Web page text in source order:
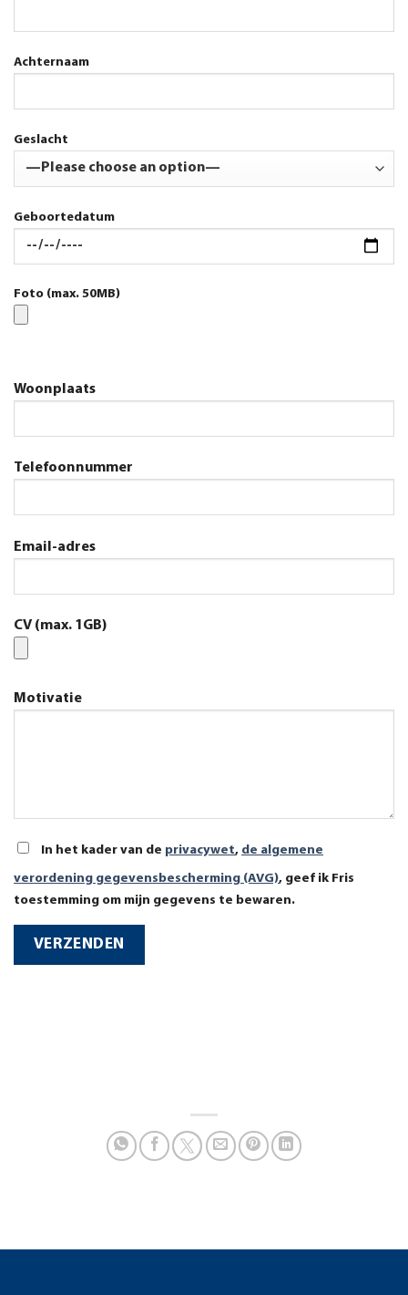
Achternaam
Geslacht
Geboortedatum
Foto (max. 50MB)
Woonplaats
Telefoonnummer
Email-adres
CV (max. 1GB)
Motivatie
In het kader van de privacywet, de algemene
verordening gegevensbescherming (AVG), geef ik Fris
toestemming om mijn gegevens te bewaren.